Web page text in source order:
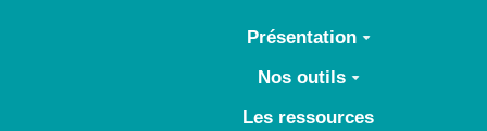
Aller au contenu principal
Présentation
Nos outils
Les ressources